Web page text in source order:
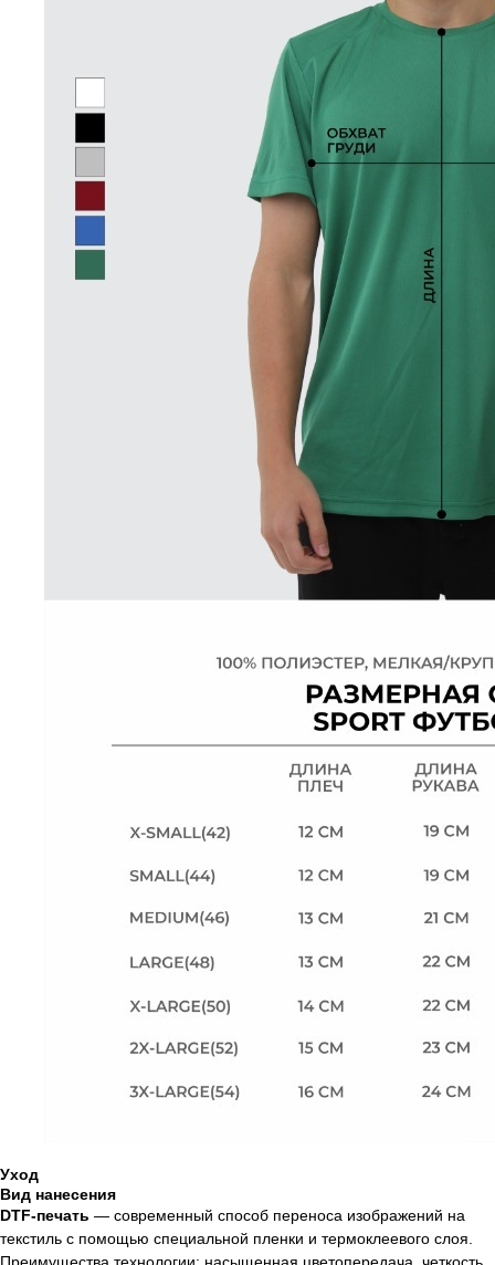
Уход
Вид нанесения
DTF-печать — современный способ переноса изображений на
текстиль с помощью специальной пленки и термоклеевого слоя.